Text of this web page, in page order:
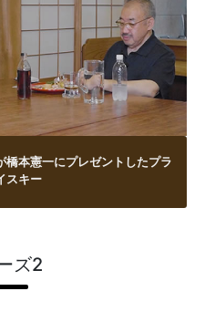
橋本憲一にプレゼントしたプラ
スキー
ズ2